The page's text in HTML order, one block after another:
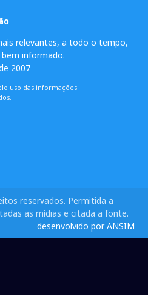
relevantes, a todo o tempo,
informado.
2007
uso das informações
reservados. Permitida a
as mídias e citada a fonte.
desenvolvido por ANSIM